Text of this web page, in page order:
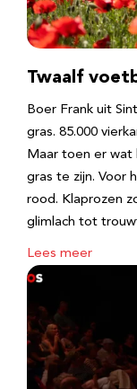
Twaalf
Boer Frank uit
gras. 85.000
Maar toen er
gras te zijn. Voor
rood. Klaprozen
glimlach tot
Lees meer